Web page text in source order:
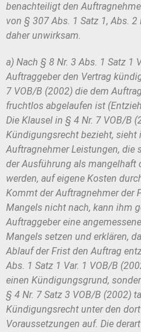
benachteiligt den
von § 307 Abs. 1 Satz 1, Abs. 2
daherunwirksam.
a) Nach § 8 Nr. 3 Abs. 1 Satz 1
Auftraggeberden Vertrag
7 VOB/B (2002) die dem Auf
fruchtlos abgelaufen ist
Die Klausel in § 4 Nr. 7 VOB/B
Kündigungsrecht bezieht, sieht
Auftragnehmer Leistungen, die
derAusführung als mangelhaft
werden, auf eigene Kosten
Kommt der Auftragnehmer der
Mangels nicht nach, kann ihm
Auftraggebereine
Mangels setzen und erklären,
Ablauf der Frist den Auftrag
Abs. 1 Satz 1 Var. 1 VOB/B
einen Kündigungsgrund,
§ 4 Nr. 7 Satz 3 VOB/B (2002)
Kündigungsrecht unter den
Voraussetzungen auf. Die